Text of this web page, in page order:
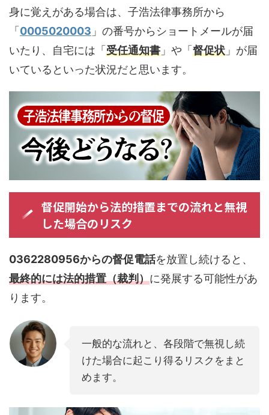
身に覚えがある場合は、子浩法律事務所から
「 0005020003 」の番号からショートメールが届
いたり、自宅には「 受任通知書 」や「 督促状 」が届
いているといった状況だと思います。
督促開始から法的措置までの流れと無視
した場合のリスク
0362280956からの督促電話を放置し続けると、
最終的には法的措置（裁判）に発展する可能性があ
ります。
一般的な流れと、各段階で無視し続
けた場合に起こり得るリスクをまと
めます。